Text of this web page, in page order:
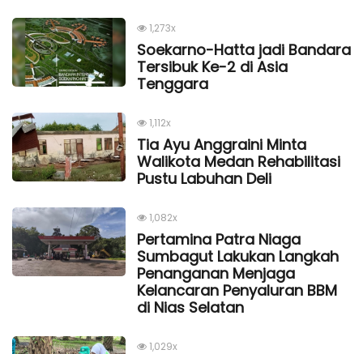
1,273x
Soekarno-Hatta jadi Bandara
Tersibuk Ke-2 di Asia
Tenggara
1,112x
Tia Ayu Anggraini Minta
Walikota Medan Rehabilitasi
Pustu Labuhan Deli
1,082x
Pertamina Patra Niaga
Sumbagut Lakukan Langkah
Penanganan Menjaga
Kelancaran Penyaluran BBM
di Nias Selatan
1,029x